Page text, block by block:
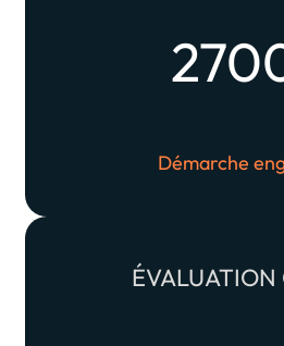
Démarche
ÉVALUATION